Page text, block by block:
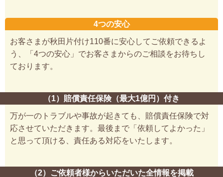
4つの安心
お客さまが秋田片付け110番に安心してご依頼できるよ
う、「4つの安心」でお客さまからのご相談をお待ちし
ております。
（1）賠償責任保険（最大1億円）付き
万が一のトラブルや事故が起きても、賠償責任保険で対
応させていただきます。最後まで「依頼してよかった」
と思って頂ける、責任ある対応をいたします。
（2）ご依頼者様からいただいた全情報を掲載